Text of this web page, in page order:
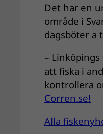
Det har en
område i
dagsböter a
–
att fiska i
kontrollera
Corren.se!
Alla